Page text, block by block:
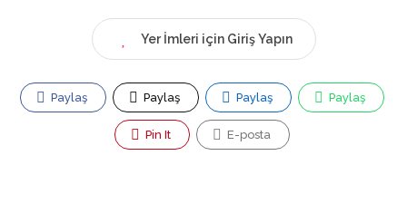
Yer İmleri için Giriş Yapın
Paylaş Paylaş Paylaş Paylaş
Pin It E-posta